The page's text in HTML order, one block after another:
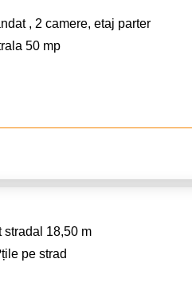
, 2 camere, etaj parter
50 mp
stradal 18,50 m
pe strad